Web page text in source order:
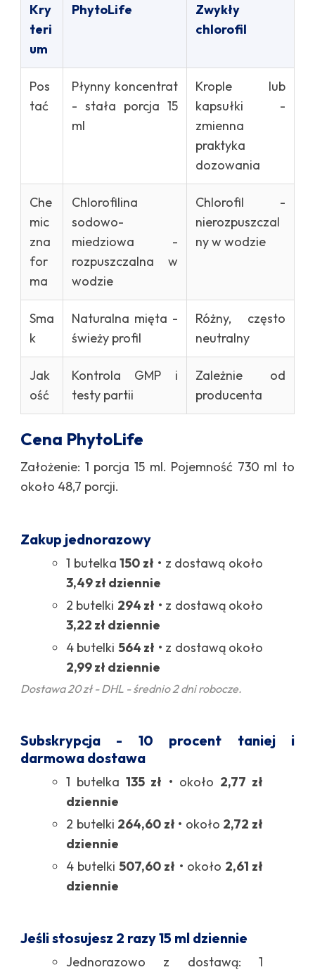
Kry
teri
um
PhytoLife
Zwykły
chlorofil
Pos
tać
Płynny koncentrat
- stała porcja 15
ml
Krople lub
kapsułki -
zmienna
praktyka
dozowania
Che
mic
zna
for
ma
Chlorofilina
sodowo-
miedziowa -
rozpuszczalna w
wodzie
Chlorofil -
nierozpuszczal
ny w wodzie
Sma
k
Naturalna mięta -
świeży profil
Różny, często
neutralny
Jak
ość
Kontrola GMP i
testy partii
Zależnie od
producenta
Cena PhytoLife
Założenie: 1 porcja 15 ml. Pojemność 730 ml to
około 48,7 porcji.
Zakup jednorazowy
1 butelka150 zł • z dostawą około
3,49 zł dziennie
2 butelki 294 zł • z dostawą około
3,22 zł dziennie
4 butelki 564 zł • z dostawą około
2,99 zł dziennie
Dostawa 20 zł - DHL - średnio 2 dni robocze.
Subskrypcja - 10 procent taniej i
darmowa dostawa
1 butelka135 zł • około 2,77 zł
dziennie
2 butelki 264,60 zł • około 2,72 zł
dziennie
4 butelki507,60 zł • około 2,61 zł
dziennie
Jeśli stosujesz 2 razy 15 ml dziennie
Jednorazowo z dostawą: 1